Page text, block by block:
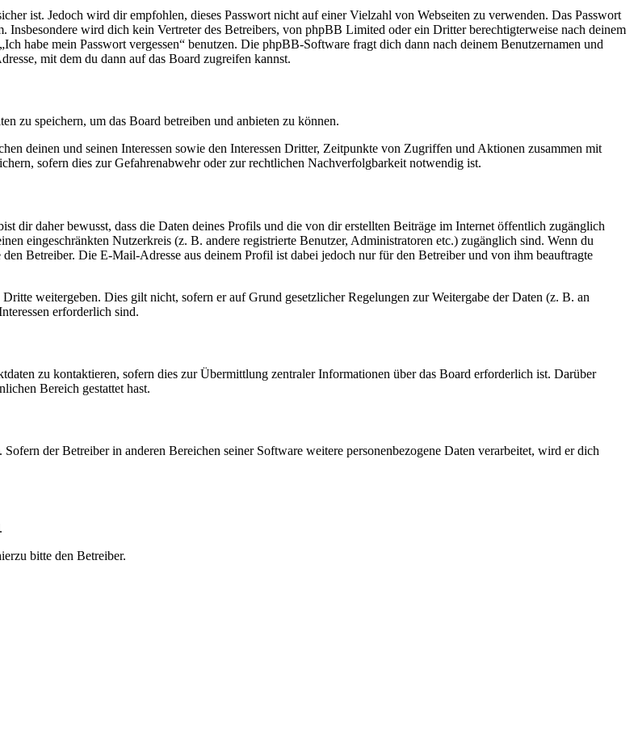
ist. Jedoch wird dir empfohlen, dieses Passwort nicht auf einer Vielzahl von Webseiten zu verwenden. Das Passwort
wird dich kein Vertreter des Betreibers, von phpBB Limited oder ein Dritter berechtigterweise nach deinem
habe mein Passwort vergessen“ benutzen. Die phpBB-Software fragt dich dann nach deinem Benutzernamen und
mit dem du dann auf das Board zugreifen kannst.
zu speichern, um das Board betreiben und anbieten zu können.
deinen und seinen Interessen sowie den Interessen Dritter, Zeitpunkte von Zugriffen und Aktionen zusammen mit
sofern dies zur Gefahrenabwehr oder zur rechtlichen Nachverfolgbarkeit notwendig ist.
dir daher bewusst, dass die Daten deines Profils und die von dir erstellten Beiträge im Internet öffentlich zugänglich
eingeschränkten Nutzerkreis (z. B. andere registrierte Benutzer, Administratoren etc.) zugänglich sind. Wenn du
Betreiber. Die E-Mail-Adresse aus deinem Profil ist dabei jedoch nur für den Betreiber und von ihm beauftragte
weitergeben. Dies gilt nicht, sofern er auf Grund gesetzlicher Regelungen zur Weitergabe der Daten (z. B. an
erforderlich sind.
zu kontaktieren, sofern dies zur Übermittlung zentraler Informationen über das Board erforderlich ist. Darüber
Bereich gestattet hast.
der Betreiber in anderen Bereichen seiner Software weitere personenbezogene Daten verarbeitet, wird er dich
bitte den Betreiber.